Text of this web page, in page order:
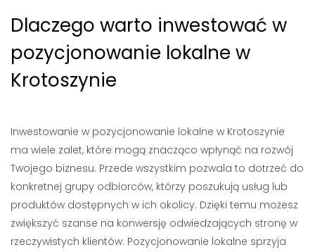
Dlaczego warto inwestować w
pozycjonowanie lokalne w
Krotoszynie
Inwestowanie w pozycjonowanie lokalne w Krotoszynie
ma wiele zalet, które mogą znacząco wpłynąć na rozwój
Twojego biznesu. Przede wszystkim pozwala to dotrzeć do
konkretnej grupy odbiorców, którzy poszukują usług lub
produktów dostępnych w ich okolicy. Dzięki temu możesz
zwiększyć szanse na konwersję odwiedzających stronę w
rzeczywistych klientów. Pozycjonowanie lokalne sprzyja